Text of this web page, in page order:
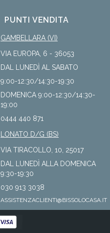
PUNTI VENDITA
GAMBELLARA (VI)
VIA EUROPA, 6 - 36053
DAL LUNEDÌ AL SABATO
9:00-12:30/14:30-19:30
DOMENICA 9:00-12:30/14:30-
19:00
0444 440 871
LONATO D/G (BS)
VIA TIRACOLLO, 10, 25017
DAL LUNEDÌ ALLA DOMENICA
9:30-19:30
030 913 3038
ASSISTENZACLIENTI@BISSOLOCASA.IT